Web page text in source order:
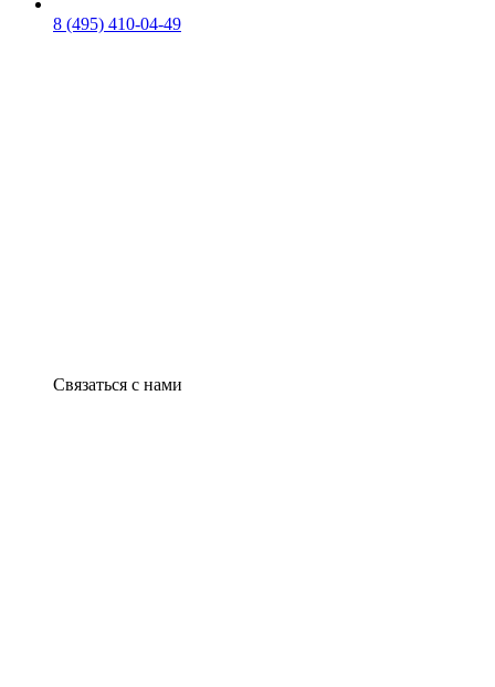
8 (495) 410-04-49
Связаться с нами